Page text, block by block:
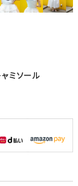
ミソール